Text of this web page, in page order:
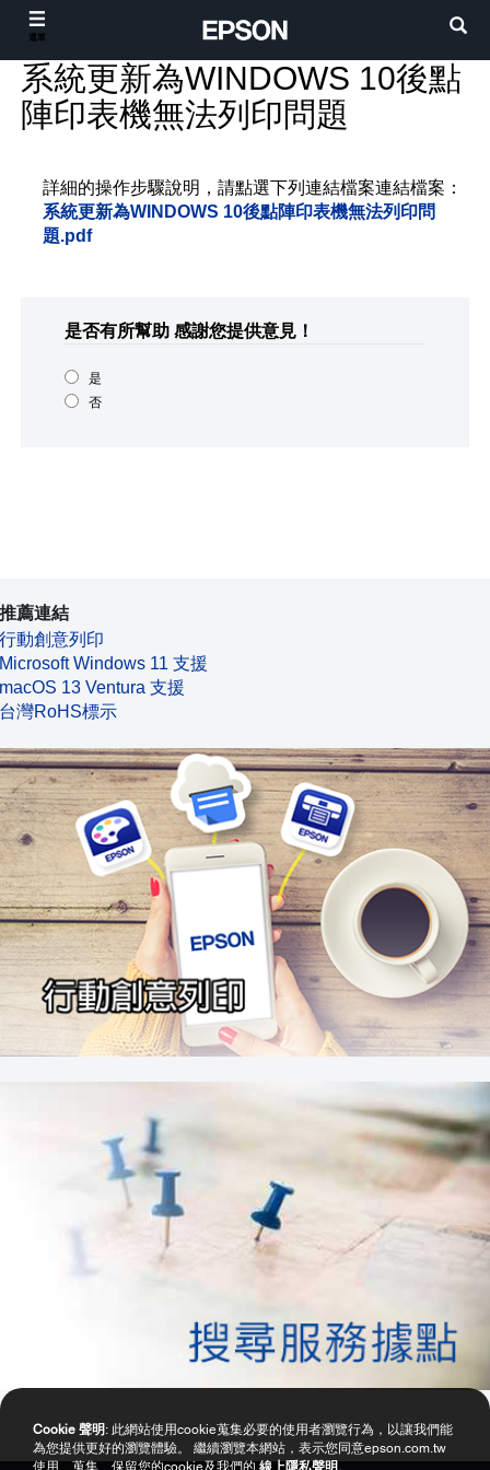
系統更新為WINDOWS 10後點
陣印表機無法列印問題
詳細的操作步驟說明，請點選下列連結檔案連結檔案：
系統更新為WINDOWS 10後點陣印表機無法列印問
題.pdf
是否有所幫助 感謝您提供意見！
是
否
推薦連結
行動創意列印
Microsoft Windows 11 支援
macOS 13 Ventura 支援
台灣RoHS標示
Cookie 聲明 : 此網站使用cookie蒐集必要的使用者瀏覽行為，以讓我們能
為您提供更好的瀏覽體驗。 繼續瀏覽本網站，表示您同意epson.com.tw
使用、蒐集、保留您的cookie及我們的 線上隱私聲明 。